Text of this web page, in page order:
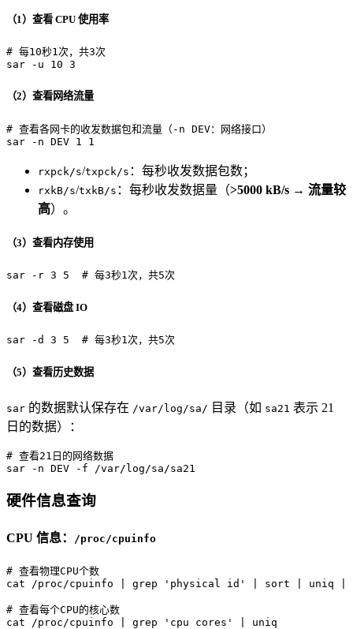
（1）查看 CPU 使用率
# 每10秒1次，共3次
sar -u 10 3
（2）查看网络流量
# 查看各网卡的收发数据包和流量（-n DEV：网络接口）
sar -n DEV 1 1
rxpck/s/txpck/s ：每秒收发数据包数；
rxkB/s/txkB/s ：每秒收发数据量（>5000 kB/s → 流量较
高）。
（3）查看内存使用
sar -r 3 5 # 每3秒1次，共5次
（4）查看磁盘 IO
sar -d 3 5 # 每3秒1次，共5次
（5）查看历史数据
sar 的数据默认保存在 /var/log/sa/ 目录（如 sa21 表示 21
日的数据）：
# 查看21日的网络数据
sar -n DEV -f /var/log/sa/sa21
硬件信息查询
CPU 信息： /proc/cpuinfo
# 查看物理CPU个数
cat /proc/cpuinfo | grep 'physical id' sort uniq
# 查看每个CPU的核心数
cat /proc/cpuinfo | grep 'cpu cores' uniq